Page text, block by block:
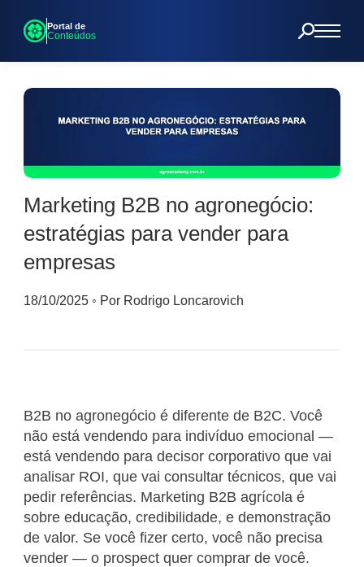
Portal de
Conteúdos
Marketing B2B no agronegócio:
estratégias para vender para
empresas
18/10/2025 ◦ Por Rodrigo Loncarovich
B2B no agronegócio é diferente de B2C. Você
não está vendendo para indivíduo emocional —
está vendendo para decisor corporativo que vai
analisar ROI, que vai consultar técnicos, que vai
pedir referências. Marketing B2B agrícola é
sobre educação, credibilidade, e demonstração
de valor. Se você fizer certo, você não precisa
vender — o prospect quer comprar de você.